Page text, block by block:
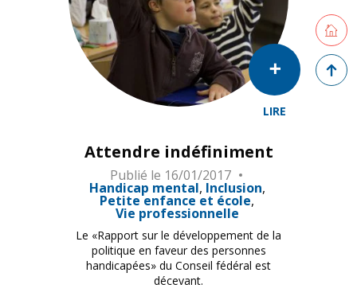
LIRE
Attendre indéfiniment
Publié le 16/01/2017
Handicap mental Inclusion
Petite enfance et école
Vie professionnelle
Le «Rapport sur le développement de la
politique en faveur des personnes
handicapées» du Conseil fédéral est
décevant.
Retour